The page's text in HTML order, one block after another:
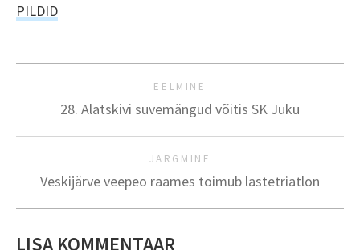
PILDID
EELMINE
28. Alatskivi suvemängud võitis SK Juku
JÄRGMINE
Veskijärve veepeo raames toimub lastetriatlon
LISA KOMMENTAAR